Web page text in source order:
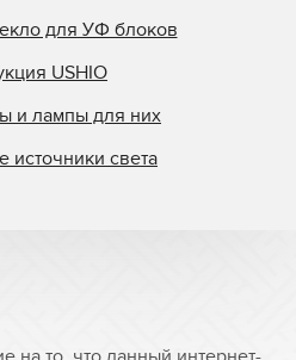
для УФ блоков
USHIO
и лампы для них
источники света